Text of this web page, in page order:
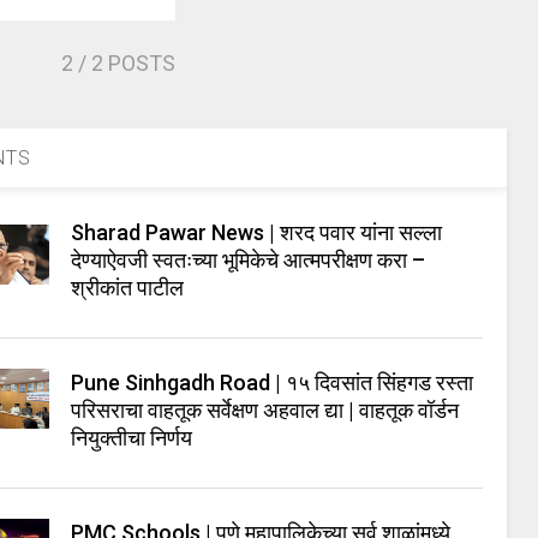
2 / 2 POSTS
Sharad Pawar News | शरद पवार यांना सल्ला
देण्याऐवजी स्वतःच्या भूमिकेचे आत्मपरीक्षण करा –
श्रीकांत पाटील
Pune Sinhgadh Road | १५ दिवसांत सिंहगड रस्ता
परिसराचा वाहतूक सर्वेक्षण अहवाल द्या | वाहतूक वॉर्डन
नियुक्तीचा निर्णय
PMC Schools | पुणे महापालिकेच्या सर्व शाळांमध्ये